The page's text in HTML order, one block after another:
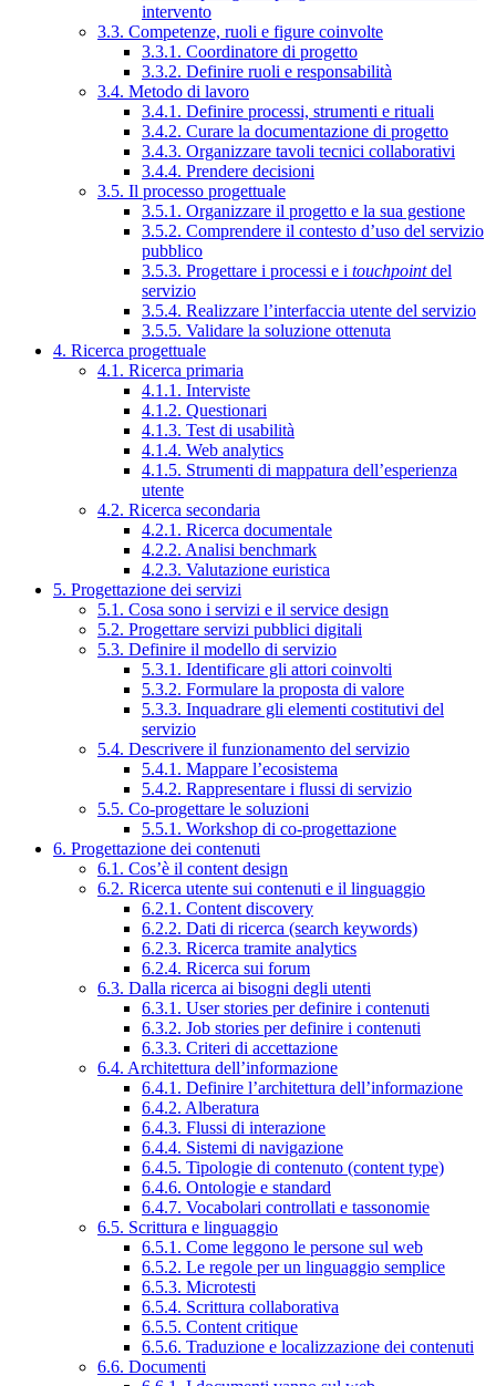
intervento
3.3. Competenze, ruoli e figure coinvolte
3.3.1. Coordinatore di progetto
3.3.2. Definire ruoli e responsabilità
3.4. Metodo di lavoro
3.4.1. Definire processi, strumenti e rituali
3.4.2. Curare la documentazione di progetto
3.4.3. Organizzare tavoli tecnici collaborativi
3.4.4. Prendere decisioni
3.5. Il processo progettuale
3.5.1. Organizzare il progetto e la sua gestione
3.5.2. Comprendere il contesto d’uso del servizio
pubblico
3.5.3. Progettare i processi e i touchpointdel
servizio
3.5.4. Realizzare l’interfaccia utente del servizio
3.5.5. Validare la soluzione ottenuta
4. Ricerca progettuale
4.1. Ricerca primaria
4.1.1. Interviste
4.1.2. Questionari
4.1.3. Test di usabilità
4.1.4. Web analytics
4.1.5. Strumenti di mappatura dell’esperienza
utente
4.2. Ricerca secondaria
4.2.1. Ricerca documentale
4.2.2. Analisi benchmark
4.2.3. Valutazione euristica
5. Progettazione dei servizi
5.1. Cosa sono i servizi e il service design
5.2. Progettare servizi pubblici digitali
5.3. Definire il modello di servizio
5.3.1. Identificare gli attori coinvolti
5.3.2. Formulare la proposta di valore
5.3.3. Inquadrare gli elementi costitutivi del
servizio
5.4. Descrivere il funzionamento del servizio
5.4.1. Mappare l’ecosistema
5.4.2. Rappresentare i flussi di servizio
5.5. Co-progettare le soluzioni
5.5.1. Workshop di co-progettazione
6. Progettazione dei contenuti
6.1. Cos’è il content design
6.2. Ricerca utente sui contenuti e il linguaggio
6.2.1. Content discovery
6.2.2. Dati di ricerca (search keywords)
6.2.3. Ricerca tramite analytics
6.2.4. Ricerca sui forum
6.3. Dalla ricerca ai bisogni degli utenti
6.3.1. User stories per definire i contenuti
6.3.2. Job stories per definire i contenuti
6.3.3. Criteri di accettazione
6.4. Architettura dell’informazione
6.4.1. Definire l’architettura dell’informazione
6.4.2. Alberatura
6.4.3. Flussi di interazione
6.4.4. Sistemi di navigazione
6.4.5. Tipologie di contenuto (content type)
6.4.6. Ontologie e standard
6.4.7. Vocabolari controllati e tassonomie
6.5. Scrittura e linguaggio
6.5.1. Come leggono le persone sul web
6.5.2. Le regole per un linguaggio semplice
6.5.3. Microtesti
6.5.4. Scrittura collaborativa
6.5.5. Content critique
6.5.6. Traduzione e localizzazione dei contenuti
6.6. Documenti